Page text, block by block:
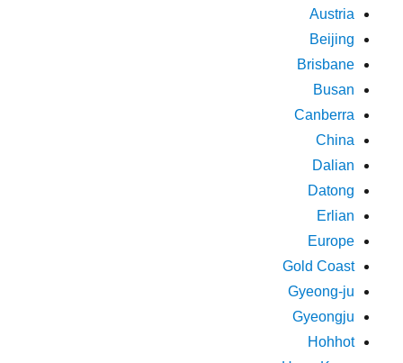
Austria
Beijing
Brisbane
Busan
Canberra
China
Dalian
Datong
Erlian
Europe
Gold Coast
Gyeong-ju
Gyeongju
Hohhot